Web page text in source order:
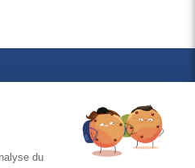
Viale - Sophrologie
du